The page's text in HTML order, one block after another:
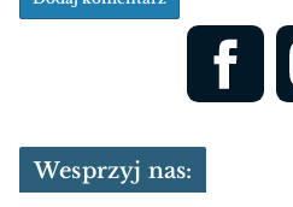
Wesprzyj nas: